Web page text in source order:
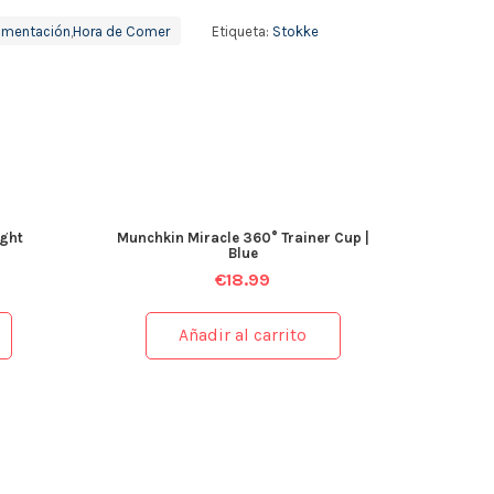
Hora de Comer Etiqueta: Stokke
Munchkin Miracle 360° Trainer Cup |
Blue
€18.99
Añadir al carrito